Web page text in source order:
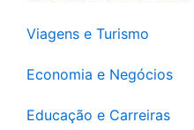
Viagens e Turismo
Economia e Negócios
Educação e Carreiras